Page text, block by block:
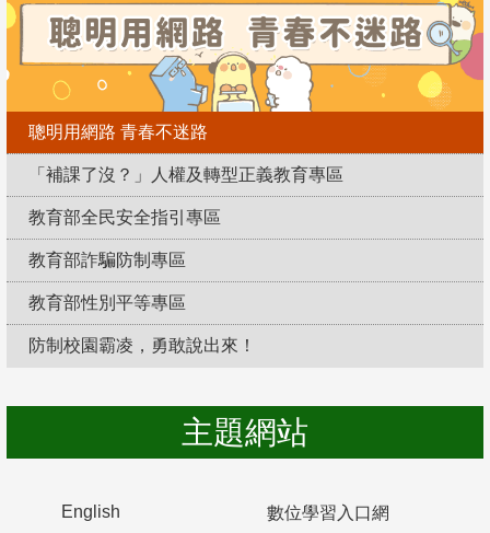
聰明用網路 青春不迷路
「補課了沒？」人權及轉型正義教育專區
教育部全民安全指引專區
教育部詐騙防制專區
教育部性別平等專區
防制校園霸凌，勇敢說出來！
主題網站
English 數位學習入口網